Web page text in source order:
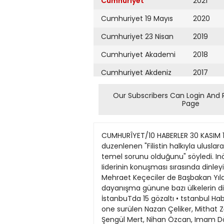
Cumhuriyet 19 Mayıs
Cumhuriyet 23 Nisan
Cumhuriyet Akademi
Cumhuriyet Akdeniz
Cumhuriyet Alışveriş
Cumhuriyet Ankara
Cumhuriyet Büyük
Taaruz
Cumhuriyet
Cumartesi
Cumhuriyet Çevre
2020
2019
2018
2017
2016
2015
2013
2012
2011
2010
2009
Our Subscribers Can Login And
Page
CUMHURÎYET/10 HABERLER 30 KASIM 1990 İnönü'den Filistin'e destek • ANKARA (Cumhuriyet Bürosu) — Birleşmiş Milletler Türk Derneği'nce duzenlenen "Filistin halkıyla uluslararası dayanışma gunü"ne katılan SHP Genel Başkanı Erdal fnönü, Filistin sorununun "Ortadoğu'nun temel sorunu olduğunu" söyledi. Inönü, Ortadoğu sorununun "Avrupa'da nasıl çözüldüyse öyle çözulebileceği" görüşunü savundu. SHP Iiderinin konuşması sırasında dinleyicilerden biri ayağa kalkarak "Irak'ın Kuveyt'i işgalini uygun buluyorum" diye seslendi. Devlet Bakanı Mehraet Keçeciler de Başbakan Yıldırım Akbulut'un dayanışma günune gönderdiği mesajı okudu. Türk-lş salonundaki Filistin halkı ile dayanışma günune bazı ülkelerin diplomatları, meslek odalan ve dernek temsilcüeri ile çok sayıda Filistinli katıldı. (Fotoğraf: Barış Bil) İstanbuTda 15 gözaltı • tstanbul Haber Servisi — Kadıköy ve Kartal çevresindeki operasyonlarda yasadışı Dev-Sol örgütüne üye oldukları one surülen Nazan Çeliker, Mithat Zafer, Nurten Denıir, Ali Taşözü, Mustafa Eser, Imam Fidan, İbrahim Şahin, Leyla Polat, Zeynep Polat, Şengül Mert, Nihan Özcan, Imam Döğüş, İbrahim Döğüş, Ali Döğuş ve Mehmet Nurettin Dinçer gözaltına alındı. Bu kişilerin evlerinde yapılan aramalarda, bir adet Browning marka tabanca, 8 adet 9 mm çaplı mermi, 2 adet yazı makinesinin ele geçirildiği kaydedildi. KTtU.K POLlS Serbest toprağa verildi • tstanbul Haber Servisi — Pazartesi gecesi polisin kaza kurşunuyla ölen 19 yaşındaki Ibrahim Serbest'in cenazesi, dün Pendik Tavşantepe Mezarhğı'nda toprağa verildi. Mimarsinan caddesi üzerinde dur ihtarına uymayan bir araca polis memuru Mithat Bayrak tarafından sıkılan kurşunun yoldan geçen İbrahim Serbest'in kasığına saplanarak ölümüne yol açması Pendik'te gerginlığe neden olmuştu. Dün saat 10.00'da Adli Tıp morgundan alınan Serbest'in cenazesi Yenimahalle'deki Yeşilparmaklı Camii'ne getirildi. Yugoslav göçmeni olan ve marangozluk yapan Jbrahim Serbest'in yakınları camide kalabalık bir topluluk oluşturdular. Grubun kortej halinde yürüdüğu ve Uzerlerinde, "Katil polis", "Keyfi öldürmelere son" yazılı büyük pankartlar açtıklan gözlendi. Serbest'in yakınları ve arkadaşlan polisin geniş güvenlik önlemleri altında Pendik Yenimahalle'den mezarlığm bulıınduğu TavŞantepe'ye kadar yürüdüler. Polîsih yürüyüşe "i't*" müdahale etmediği gözlendi. Serbest'in cenazesi toprağa verildikten sonra kalabalık sessizce dağıldı. Kenan Kalav cezaevinde • tstanbul Haber Senbî — Sinema ve fotoroman oyuncusu Kenan Kalav'ın iki